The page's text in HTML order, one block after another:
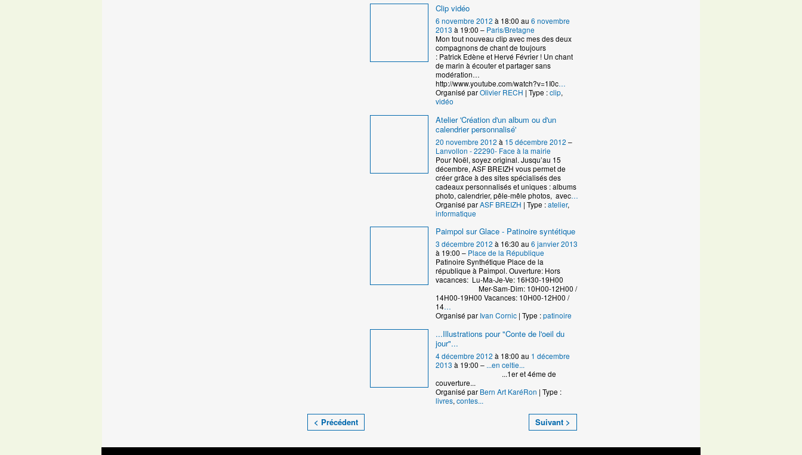
Clip vidéo
6 novembre 2012 à 18:00 au 6 novembre
2013 à 19:00 – Paris/Bretagne
Mon tout nouveau clip avec mes des deux
compagnons de chant de toujours
: Patrick Edène et Hervé Février ! Un chant
de marin à écouter et partager sans
modération…
http://www.youtube.com/watch?v=1I0c…
Organisé parOlivier RECH | Type :clip,
vidéo
Atelier 'Création d'un album ou d'un
calendrier personnalisé'
20 novembre 2012 à 15 décembre 2012 –
Lanvollon - 22290- Face à la mairie
Pour Noël, soyez original. Jusqu’au 15
décembre, ASF BREIZH vous permet de
créer grâce à des sites spécialisés des
cadeaux personnalisés et uniques : albums
photo, calendrier, pêle-mêle photos, avec…
Organisé parASF BREIZH | Type :atelier,
informatique
Paimpol sur Glace - Patinoire syntétique
3 décembre 2012 à 16:30 au 6 janvier 2013
à 19:00 – Place de la République
Patinoire Synthétique Place de la
république à Paimpol. Ouverture: Hors
vacances: Lu-Ma-Je-Ve: 16H30-19H00
Mer-Sam-Dim: 10H00-12H00 /
14H00-19H00 Vacances: 10H00-12H00 /
14…
Organisé par Ivan Cornic | Type :patinoire
...Illustrations pour "Conte de l'oeil du
jour"...
4 décembre 2012 à 18:00 au 1 décembre
2013 à 19:00 – ...en celtie...
...1er et 4éme de
couverture...
Organisé par Bern Art KaréRon | Type :
livres, contes...
< Précédent Suivant >